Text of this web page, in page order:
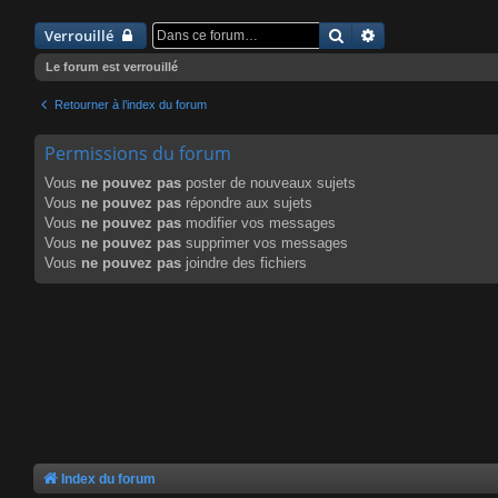
Verrouillé Rechercher
Le forum est verrouillé
Retourner à l’index du forum
Permissions du forum
Vous ne pouvez pas poster de nouveaux sujets
Vous ne pouvez pas répondre aux sujets
Vous ne pouvez pas modifier vos messages
Vous ne pouvez pas supprimer vos messages
Vous ne pouvez pas joindre des fichiers
Index du forum